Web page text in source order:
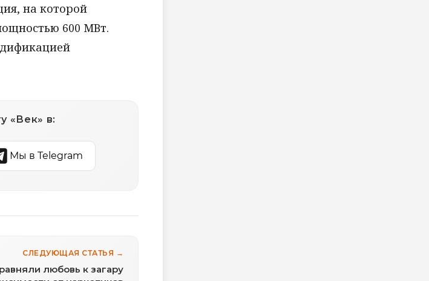
на которой
600 МВт.
«Век» в:
Мы в Telegram
СЛЕДУЮЩАЯ СТАТЬЯ →
любовь к загару